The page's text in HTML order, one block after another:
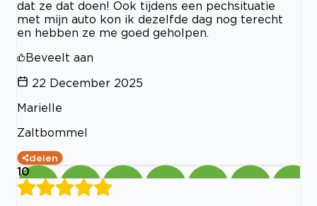
dat ze dat doen! Ook tijdens een pechsituatie
met mijn auto kon ik dezelfde dag nog terecht
en hebben ze me goed geholpen.
Beveelt aan
22 December 2025
Marielle
Zaltbommel
delen
10